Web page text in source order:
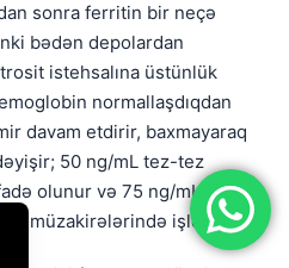
sonra ferritin bir neçə
bədən depolardan
istehsalına üstünlük
normallaşdıqdan
davam etdirir, baxmayaraq
50 ng/mL tez-tez
olunur və 75 ng/mL tez-
müzakirələrində işlədilir.